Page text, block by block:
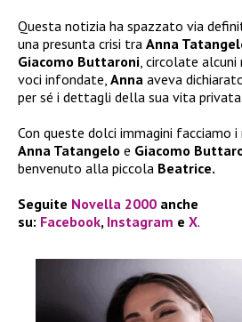
Questa notizia ha spazzato via
una presunta crisi tra Anna
Giacomo Buttaroni , circolate
voci infondate, Anna aveva
per sé i dettagli della sua vita privata.
Con queste dolci immagini facciamo
Anna Tatangelo e Giacomo
benvenuto alla piccola Beatrice.
Seguite Novella 2000 anche
su: Facebook, Instagram e X.